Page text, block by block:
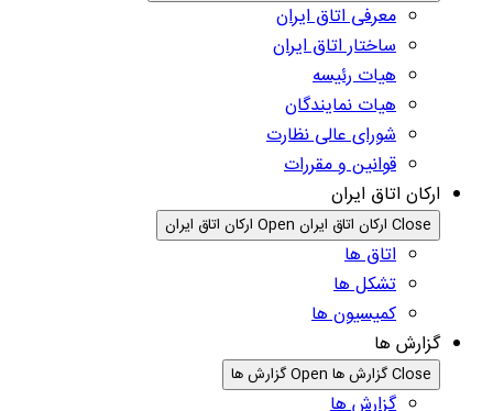
معرفی اتاق ایران
ساختار اتاق ایران
هیات رئیسه
هیات نمایندگان
شورای عالی نظارت
قوانین و مقررات
ارکان اتاق ایران
Close ارکان اتاق ایران Open ارکان اتاق ایران
اتاق ها
تشکل ها
کمیسیون ها
گزارش ها
Close گزارش ها Open گزارش ها
گزارش ها